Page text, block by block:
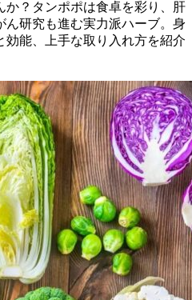
か？タンポポは食卓を彩り、肝
ん研究も進む実力派ハーブ。身
能、上手な取り入れ方を紹介